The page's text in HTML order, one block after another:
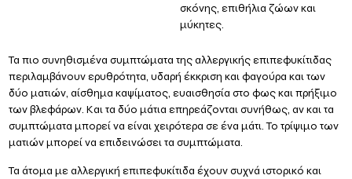
σκόνης, επιθήλια ζώων και
μύκητες.
Τα πιο συνηθισμένα συμπτώματα της αλλεργικής επιπεφυκίτιδας
περιλαμβάνουν ερυθρότητα, υδαρή έκκριση και φαγούρα και των
δύο ματιών, αίσθημα καψίματος, ευαισθησία στο φως και πρήξιμο
των βλεφάρων. Και τα δύο μάτια επηρεάζονται συνήθως, αν και τα
συμπτώματα μπορεί να είναι χειρότερα σε ένα μάτι. Το τρίψιμο των
ματιών μπορεί να επιδεινώσει τα συμπτώματα.
Τα άτομα με αλλεργική επιπεφυκίτιδα έχουν συχνά ιστορικό και